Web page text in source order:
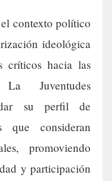
el contexto político
ideológica
críticos hacia las
La Juventudes
su perfil de
consideran
promoviendo
y participación